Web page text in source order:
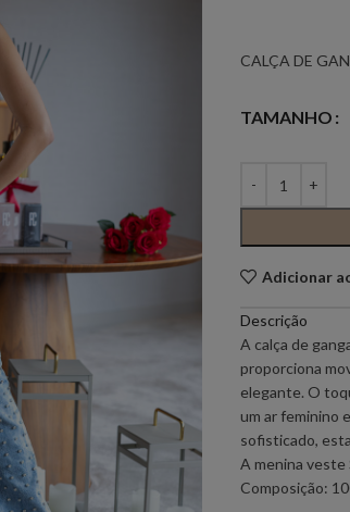
PONTO CHIC
MULHER
GOA GOA
SCOTCH & SODA
CALÇA DE
TAMANHO
Adicionar
Descrição
A calça de
proporciona
elegante. O
um ar feminino
sofisticado,
A menina veste
Composição: